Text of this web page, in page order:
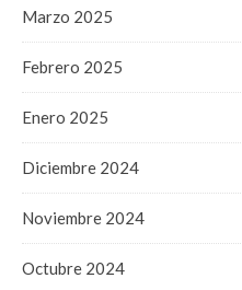
Marzo 2025
Febrero 2025
Enero 2025
Diciembre 2024
Noviembre 2024
Octubre 2024